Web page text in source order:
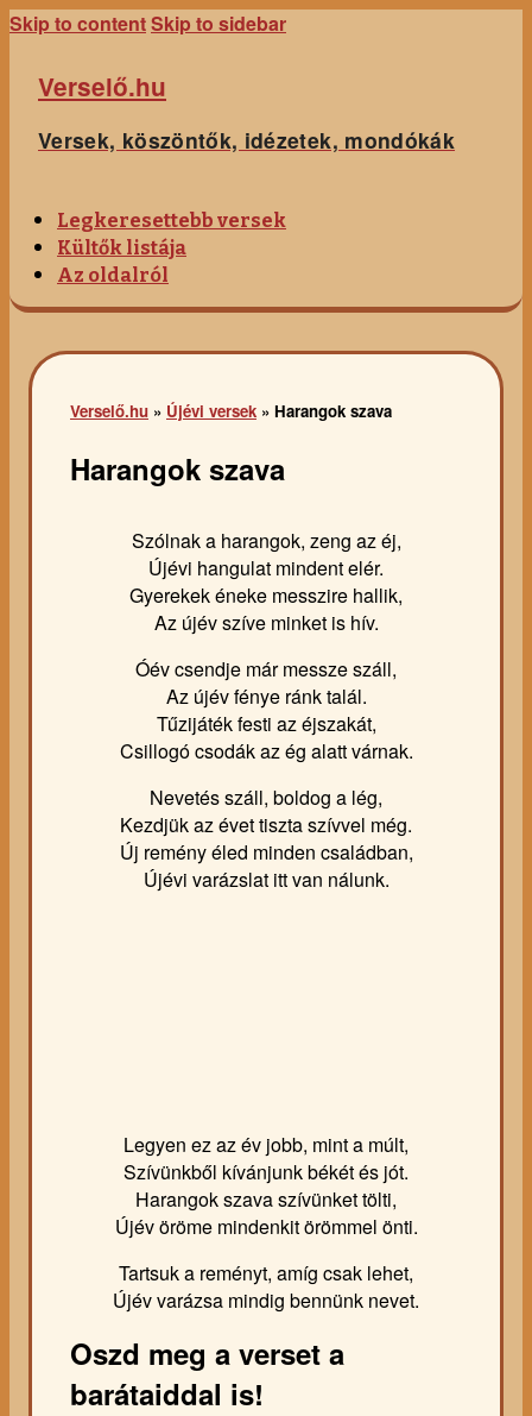
Skip to contentSkip to sidebar
Verselő.hu
Versek, köszöntők, idézetek, mondókák
Legkeresettebb versek
Kültők listája
Az oldalról
Verselő.hu » Újévi versek » Harangok szava
Harangok szava
Szólnak a harangok, zeng az éj,
Újévi hangulat mindent elér.
Gyerekek éneke messzire hallik,
Az újév szíve minket is hív.
Óév csendje már messze száll,
Az újév fénye ránk talál.
Tűzijáték festi az éjszakát,
Csillogó csodák az ég alatt várnak.
Nevetés száll, boldog a lég,
Kezdjük az évet tiszta szívvel még.
Új remény éled minden családban,
Újévi varázslat itt van nálunk.
Legyen ez az év jobb, mint a múlt,
Szívünkből kívánjunk békét és jót.
Harangok szava szívünket tölti,
Újév öröme mindenkit örömmel önti.
Tartsuk a reményt, amíg csak lehet,
Újév varázsa mindig bennünk nevet.
Oszd meg a verset a
barátaiddal is!